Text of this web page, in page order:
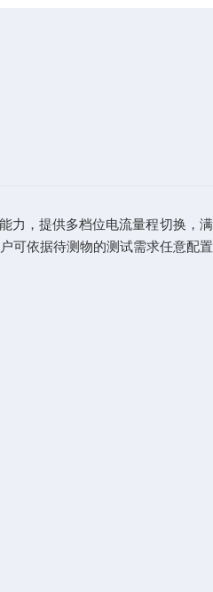
力，提供多档位电流量程切换，
可依据待测物的测试需求任意配